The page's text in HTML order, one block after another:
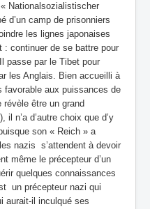
Nationalsozialistischer
d’un camp de prisonniers
les lignes japonaises
: continuer de se battre pour
passe par le Tibet pour
les Anglais. Bien accueilli à
favorable aux puissances de
révèle être un grand
n’a d’autre choix que d’y
son « Reich » a
nazis s’attendent à devoir
même le précepteur d’un
quelques connaissances
un précepteur nazi qui
aurait-il inculqué ses